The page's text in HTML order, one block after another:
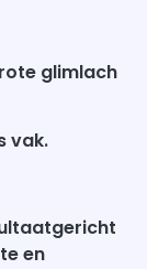
glimlach
vak.
en